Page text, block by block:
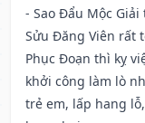
- Sao Đẩu Mộc
Sửu Đăng Viên rất
Phục Đoạn thì kỵ
khởi công làm lò
trẻ em, lấp hang